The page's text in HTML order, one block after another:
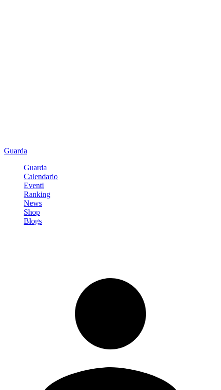
Guarda
Guarda
Calendario
Eventi
Ranking
News
Shop
Blogs